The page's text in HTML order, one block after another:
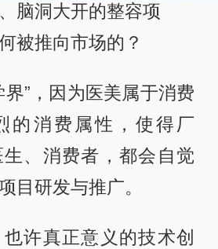
脑洞大开的整容项
被推向市场的？
界”，因为医美属于消费
的消费属性，使得厂
、消费者，都会自觉
目研发与推广。
许真正意义的技术创